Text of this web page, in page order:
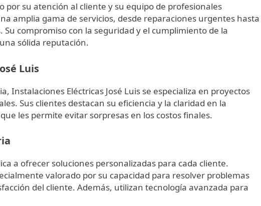
por su atención al cliente y su equipo de profesionales
amplia gama de servicios, desde reparaciones urgentes hasta
Su compromiso con la seguridad y el cumplimiento de la
sólida reputación.
Luis
Instalaciones Eléctricas José Luis se especializa en proyectos
Sus clientes destacan su eficiencia y la claridad en la
les permite evitar sorpresas en los costos finales.
a ofrecer soluciones personalizadas para cada cliente.
valorado por su capacidad para resolver problemas
del cliente. Además, utilizan tecnología avanzada para